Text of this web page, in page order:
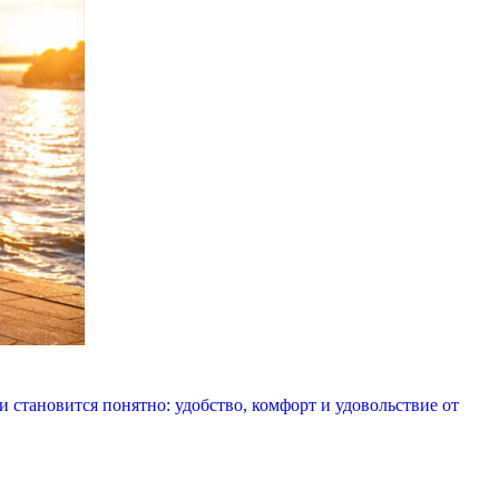
понятно: удобство, комфорт и удовольствие от